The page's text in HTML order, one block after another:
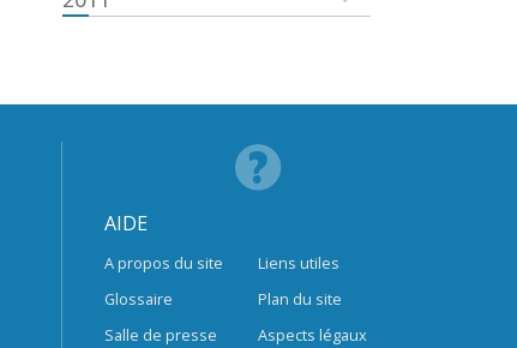
AIDE
A propos du site
Glossaire
Salle de presse
Liens utiles
Plan du site
Aspects légaux